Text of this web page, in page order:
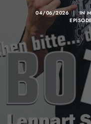
04/06/2026 | IN